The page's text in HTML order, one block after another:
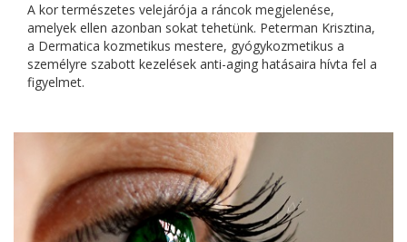
A kor természetes velejárója a ráncok megjelenése,
amelyek ellen azonban sokat tehetünk. Peterman Krisztina,
a Dermatica kozmetikus mestere, gyógykozmetikus a
személyre szabott kezelések anti-aging hatásaira hívta fel a
figyelmet.